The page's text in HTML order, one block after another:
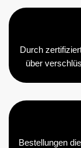
Durch
über
Bestellungen